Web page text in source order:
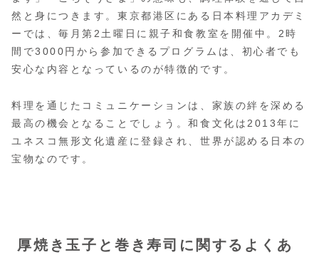
然と身につきます。東京都港区にある日本料理アカデミ
ーでは、毎月第2土曜日に親子和食教室を開催中。2時
間で3000円から参加できるプログラムは、初心者でも
安心な内容となっているのが特徴的です。
料理を通じたコミュニケーションは、家族の絆を深める
最高の機会となることでしょう。和食文化は2013年に
ユネスコ無形文化遺産に登録され、世界が認める日本の
宝物なのです。
厚焼き玉子と巻き寿司に関するよくあ